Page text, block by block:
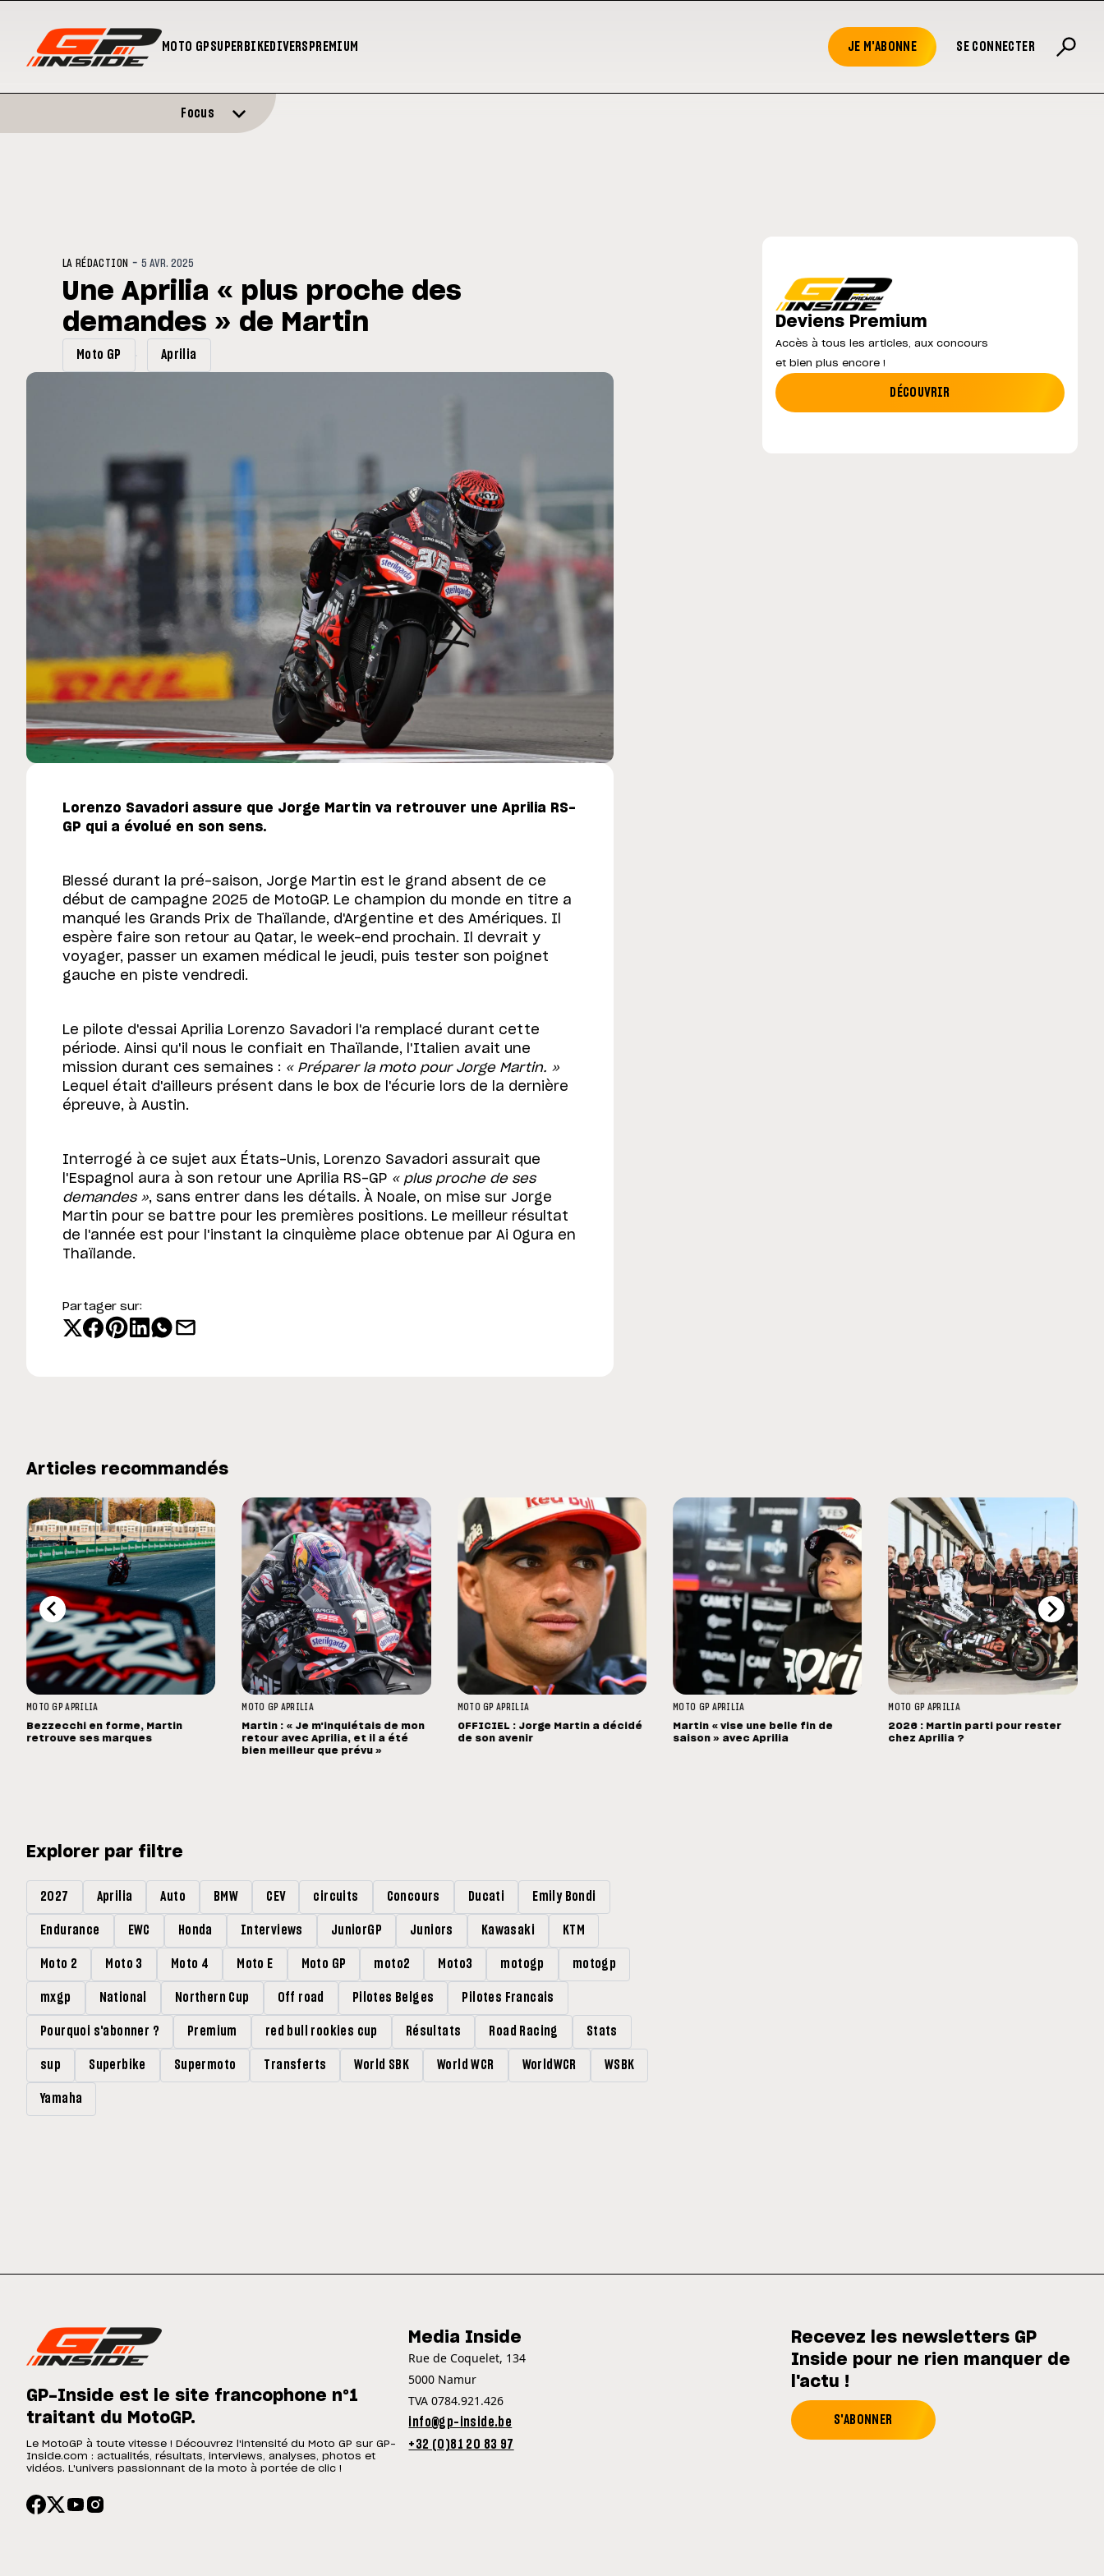
MOTO GPSUPERBIKEDIVERS PREMIUM JE M'ABONNE SE CONNECTER
MotoGP : les cinq constructeurs signent un
Focus
LA RÉDACTION -5 AVR. 2025
Une Aprilia « plus proche des
demandes » de Martin
Moto GP Aprilia
Lorenzo Savadori assure que Jorge Martin va retrouver une Aprilia RS-
GP qui a évolué en son sens.
Blessé durant la pré-saison, Jorge Martin est le grand absent de ce
début de campagne 2025 de MotoGP. Le champion du monde en titre a
manqué les Grands Prix de Thaïlande, d'Argentine et des Amériques. Il
espère faire son retour au Qatar, le week-end prochain. Il devrait y
voyager, passer un examen médical le jeudi, puis tester son poignet
gauche en piste vendredi.
Le pilote d'essai Aprilia Lorenzo Savadori l'a remplacé durant cette
période. Ainsi qu'il nous le confiait en Thaïlande, l'Italien avait une
mission durant ces semaines : « Préparer la moto pour Jorge Martin. »
Lequel était d'ailleurs présent dans le box de l'écurie lors de la dernière
épreuve, à Austin.
Interrogé à ce sujet aux États-Unis, Lorenzo Savadori assurait que
l'Espagnol aura à son retour une Aprilia RS-GP « plus proche de ses
demandes », sans entrer dans les détails. À Noale, on mise sur Jorge
Martin pour se battre pour les premières positions. Le meilleur résultat
de l'année est pour l'instant la cinquième place obtenue par Ai Ogura en
Thaïlande.
Partager sur:
Deviens Premium
Accès à tous les articles, aux concours
et bien plus encore !
DÉCOUVRIR
Articles recommandés
MOTO GP APRILIA
Bezzecchi en forme, Martin
retrouve ses marques
MOTO GP APRILIA
Martin : « Je m'inquiétais de mon
retour avec Aprilia, et il a été
bien meilleur que prévu »
MOTO GP APRILIA
OFFICIEL : Jorge Martin a décidé
de son avenir
MOTO GP APRILIA
Martin « vise une belle fin de
saison » avec Aprilia
MOTO GP APRILIA
2026 : Martin parti pour rester
chez Aprilia ?
Explorer par filtre
2027 Aprilia Auto BMW CEV circuits Concours Ducati Emily Bondi
Endurance EWC Honda Interviews JuniorGP Juniors Kawasaki KTM
Moto 2 Moto 3 Moto 4 Moto E Moto GP moto2 Moto3 motogp motogp
mxgp National Northern Cup Off road Pilotes Belges Pilotes Francais
Pourquoi s'abonner ? Premium red bull rookies cup Résultats Road Racing Stats
sup Superbike Supermoto Transferts World SBK World WCR WorldWCR WSBK
Yamaha
GP-Inside est le site francophone n°1
traitant du MotoGP.
Le MotoGP à toute vitesse ! Découvrez l'intensité du Moto GP sur GP-
Inside.com : actualités, résultats, interviews, analyses, photos et
vidéos. L'univers passionnant de la moto à portée de clic !
Media Inside
Rue de Coquelet, 134
5000 Namur
TVA 0784.921.426
info@gp-inside.be
+32 (0)81 20 83 97
Recevez les newsletters GP
Inside pour ne rien manquer de
l'actu !
S'ABONNER